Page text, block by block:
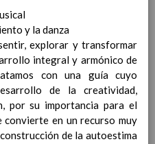
actuaciÃ³n pedagÃ³gica
de los contenidos
el tratamiento transversal
en valores y otras
Infantil (Segundo Ciclo)
generales 15 noviembre 2019
y la danza
explorar y transformar
integral y armónico de
con una guía cuyo
de la creatividad,
por su importancia para el
convierte en un recurso muy
de la autoestima